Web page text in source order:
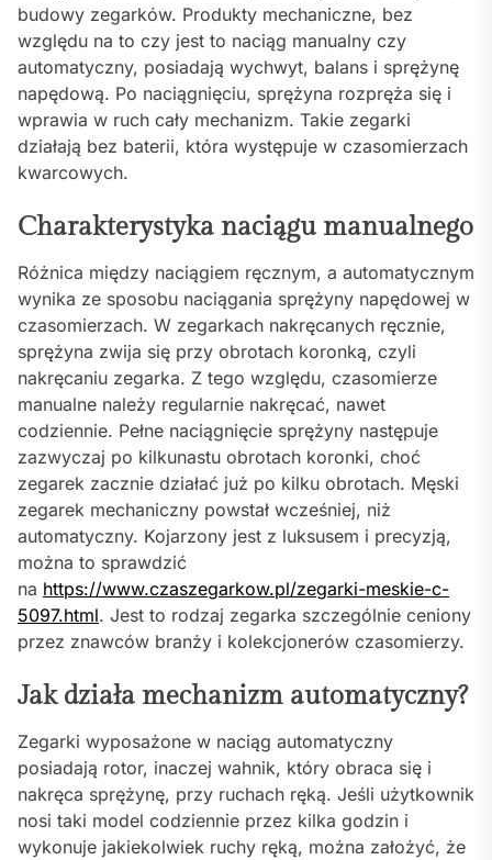
budowy zegarków. Produkty mechaniczne, bez
względu na to czy jest to naciąg manualny czy
automatyczny, posiadają wychwyt, balans i sprężynę
napędową. Po naciągnięciu, sprężyna rozpręża się i
wprawia w ruch cały mechanizm. Takie zegarki
działają bez baterii, która występuje w czasomierzach
kwarcowych.
Charakterystyka naciągu manualnego
Różnica między naciągiem ręcznym, a automatycznym
wynika ze sposobu naciągania sprężyny napędowej w
czasomierzach. W zegarkach nakręcanych ręcznie,
sprężyna zwija się przy obrotach koronką, czyli
nakręcaniu zegarka. Z tego względu, czasomierze
manualne należy regularnie nakręcać, nawet
codziennie. Pełne naciągnięcie sprężyny następuje
zazwyczaj po kilkunastu obrotach koronki, choć
zegarek zacznie działać już po kilku obrotach. Męski
zegarek mechaniczny powstał wcześniej, niż
automatyczny. Kojarzony jest z luksusem i precyzją,
można to sprawdzić
na https://www.czaszegarkow.pl/zegarki-meskie-c-
5097.html. Jest to rodzaj zegarka szczególnie ceniony
przez znawców branży i kolekcjonerów czasomierzy.
Jak działa mechanizm automatyczny?
Zegarki wyposażone w naciąg automatyczny
posiadają rotor, inaczej wahnik, który obraca się i
nakręca sprężynę, przy ruchach ręką. Jeśli użytkownik
nosi taki model codziennie przez kilka godzin i
wykonuje jakiekolwiek ruchy ręką, można założyć, że